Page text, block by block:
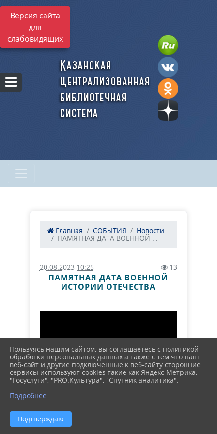
Версия сайта
для
слабовидящих
Казанская
централизованная
библиотечная
система
Главная СОБЫТИЯ
Новости
ПАМЯТНАЯ ДАТА ВОЕННОЙ ...
20.08.2023 10:25 13
ПАМЯТНАЯ ДАТА ВОЕННОЙ
ИСТОРИИ ОТЕЧЕСТВА
Пользуясь нашим сайтом, вы соглашаетесь с политикой
обработки персональных данных а также с тем что наш
веб-сайт и другие подключенные к веб-сайту сторонние
сервисы используют cookies такие как Яндекс Метрика,
"Госуслуги", "PRO.Культура", "Спутник аналитика".
Подробнее
Подтверждаю